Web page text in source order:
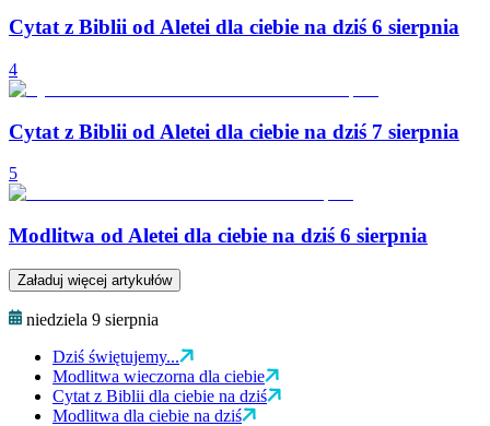
Cytat z Biblii od Aletei dla ciebie na dziś 6 sierpnia
4
Cytat z Biblii od Aletei dla ciebie na dziś 7 sierpnia
5
Modlitwa od Aletei dla ciebie na dziś 6 sierpnia
Załaduj więcej artykułów
niedziela 9 sierpnia
Dziś świętujemy...
Modlitwa wieczorna dla ciebie
Cytat z Biblii dla ciebie na dziś
Modlitwa dla ciebie na dziś